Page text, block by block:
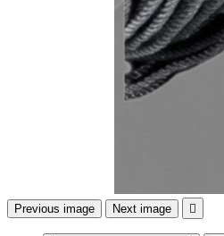
Previous image Next image 